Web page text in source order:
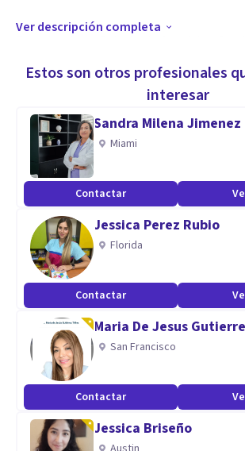
Adultos, Sexología, Terapia de pareja y
Datos complementarios
En nuestra consulta, intentaremos
problemas con un trato personal,
Especialidad
Nuestro trabajo consiste en ayudar a
empiezan a detectar que presentan los
memoria o que han sido diagnosticados
Cognitivo Leve, Moderado o fases iniciales
Realizaremos con cada paciente una
caso, acompañado de un plan de
individualizado para retardar el avance de
Ver descripción completa
Estos son otros profesionales
interesar
Sandra Milena Jimenez
Miami
Contactar
Jessica Perez Rubio
Florida
Contactar
Maria De Jesus
San Francisco
Contactar
Jessica Briseño